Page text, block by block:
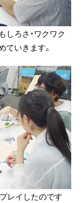
ろさ・ワクワク
いきます。
レイしたのです